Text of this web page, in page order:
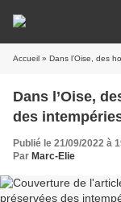
Accueil » Dans l’Oise, des
Dans l’Oise,
des
Publié le 21/09/2022 à
Par Marc-Elie